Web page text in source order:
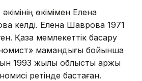
өкімімен Елена
келді. Елена Шаврова 1971
Қазақ мемлекеттік басқару
мамандығы бойынша
1993 жылы облыстық қаржы
ретінде бастаған.